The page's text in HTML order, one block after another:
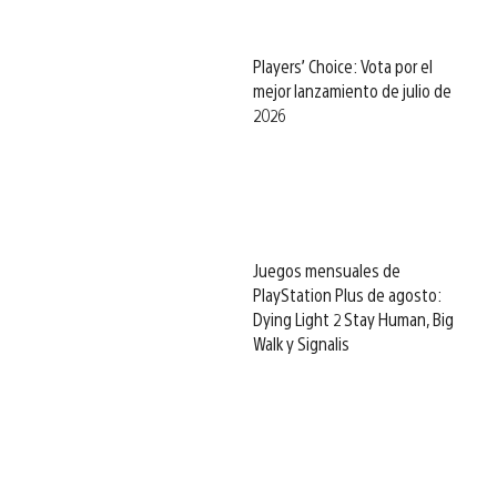
Players’ Choice: Vota por el
mejor lanzamiento de julio de
2026
Juegos mensuales de
PlayStation Plus de agosto:
Dying Light 2 Stay Human, Big
Walk y Signalis